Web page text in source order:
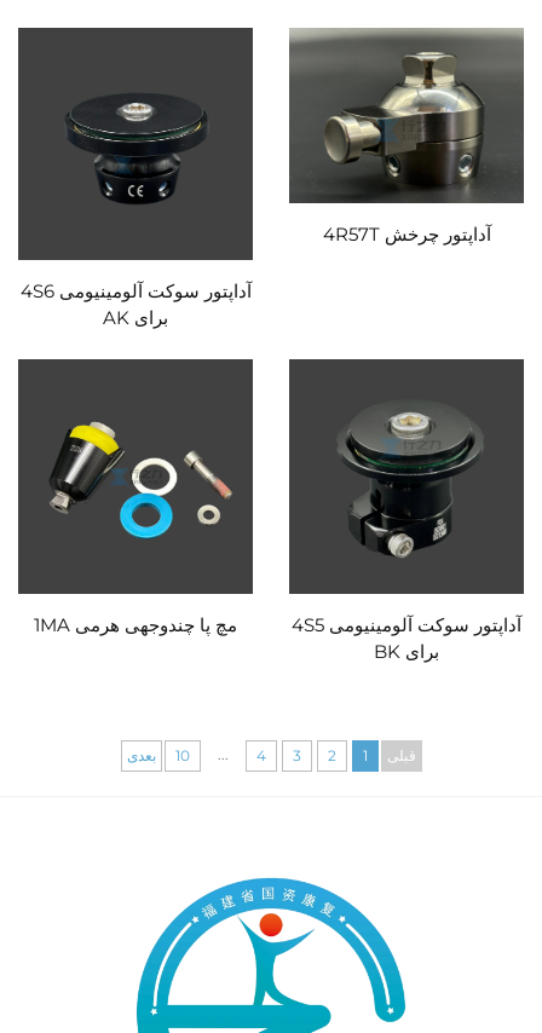
آداپتور چرخش 4R57T
آداپتور سوکت آلومینیومی 4S6
برای AK
آداپتور سوکت آلومینیومی 4S5
برای BK
مچ پا چندوجهی هرمی 1MA
قبلی 1
2
3
4
...
10 بعدی